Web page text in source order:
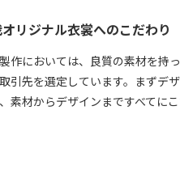
オリジナル衣裳へのこだわり
作においては、良質の素材を持
引先を選定しています。まずデ
素材からデザインまですべてに